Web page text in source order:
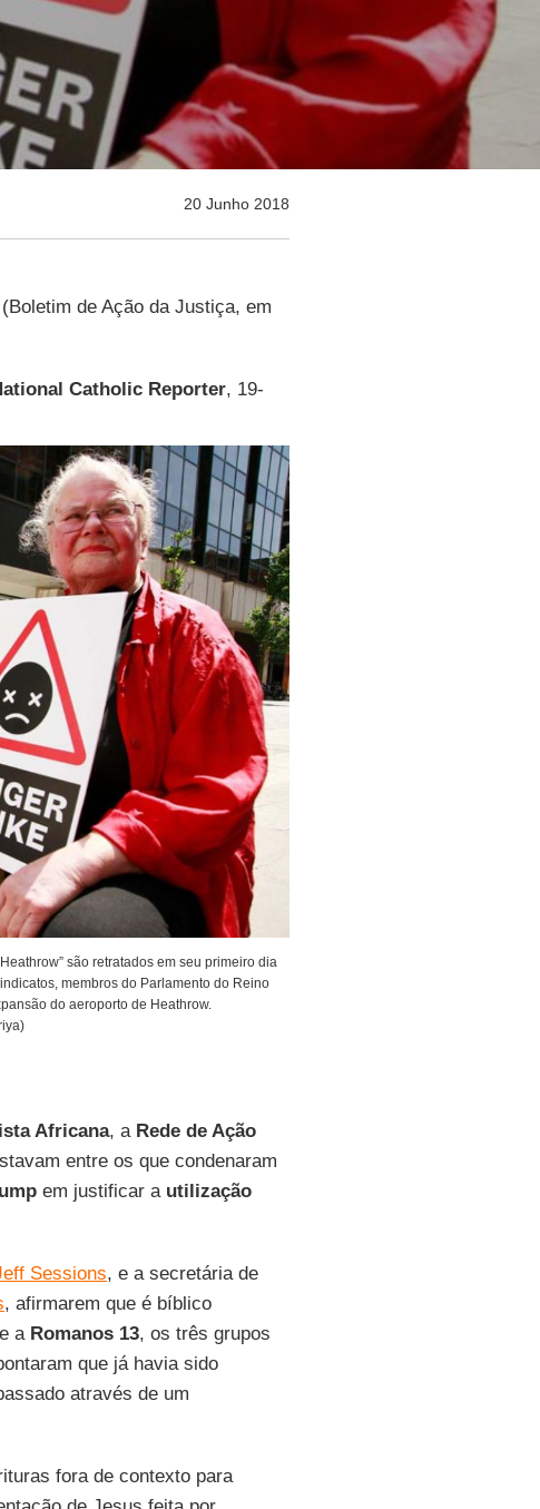
20 Junho 2018
de Ação da Justiça, em
Catholic Reporter, 19-
são retratados em seu primeiro dia
membros do Parlamento do Reino
do aeroporto de Heathrow.
Africana, a Rede de Ação
entre os que condenaram
em justificar a utilização
Sessions, e a secretária de
, afirmarem que é bíblico
a Romanos 13, os três grupos
que já havia sido
através de um
fora de contexto para